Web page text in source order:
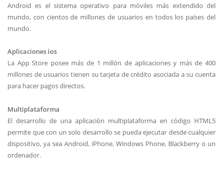
Android es el sistema operativo para móviles más extendido del
mundo, con cientos de millones de usuarios en todos los países del
mundo.
Aplicaciones ios
La App Store posee más de 1 millón de aplicaciones y más de 400
millones de usuarios tienen su tarjeta de crédito asociada a su cuenta
para hacer pagos directos.
Multiplataforma
El desarrollo de una aplicación multiplataforma en código HTML5
permite que con un solo desarrollo se pueda ejecutar desde cualquier
dispositivo, ya sea Android, iPhone, Windows Phone, Blackberry o un
ordenador.